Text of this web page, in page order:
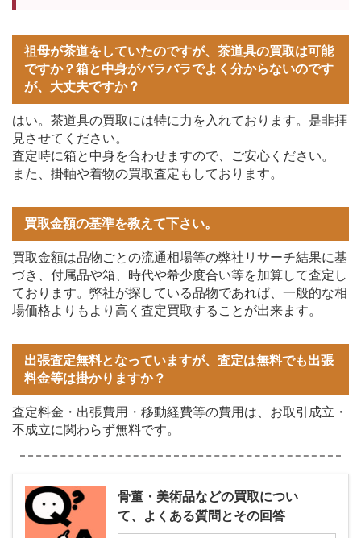
祖母が茶道をしていたのですが、茶道具の買取は可能
ですか？箱と中身がバラバラでよく分からないのです
が、大丈夫ですか？
はい。茶道具の買取には特に力を入れております。是非拝
見させてください。
査定時に箱と中身を合わせますので、ご安心ください。
また、掛軸や着物の買取査定もしております。
買取金額の基準を教えて下さい。
買取金額は品物ごとの流通相場等の弊社リサーチ結果に基
づき、付属品や箱、時代や希少度合い等を加算して査定し
ております。弊社が探している品物であれば、一般的な相
場価格よりもより高く査定買取することが出来ます。
出張査定無料となっていますが、査定は無料でも出張
料金等は掛かりますか？
査定料金・出張費用・移動経費等の費用は、お取引成立・
不成立に関わらず無料です。
骨董・美術品などの買取につい
て、よくある質問とその回答